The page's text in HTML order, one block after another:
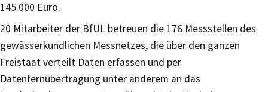
145.000 Euro.
20 Mitarbeiter der BfUL betreuen die 176 Messstellen des
gewässerkundlichen Messnetzes, die über den ganzen
Freistaat verteilt Daten erfassen und per
Datenfernübertragung unter anderem an das